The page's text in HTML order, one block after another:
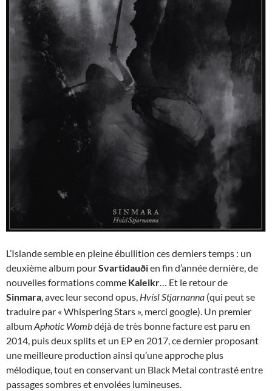
L’Islande semble en pleine ébullition ces derniers temps : un
deuxième album pourSvartidauðien fin d’année dernière, de
nouvelles formations comme Kaleikr… Et le retour de
Sinmara, avec leur second opus, Hvísl Stjarnanna (qui peut se
traduire par « Whispering Stars », merci google). Un premier
albumAphotic Wombdéjà de très bonne facture est paru en
2014, puis deux splits et un EP en 2017, ce dernier proposant
une meilleure production ainsi qu’une approche plus
mélodique, tout en conservant un Black Metal contrasté entre
passages sombres et envolées lumineuses.